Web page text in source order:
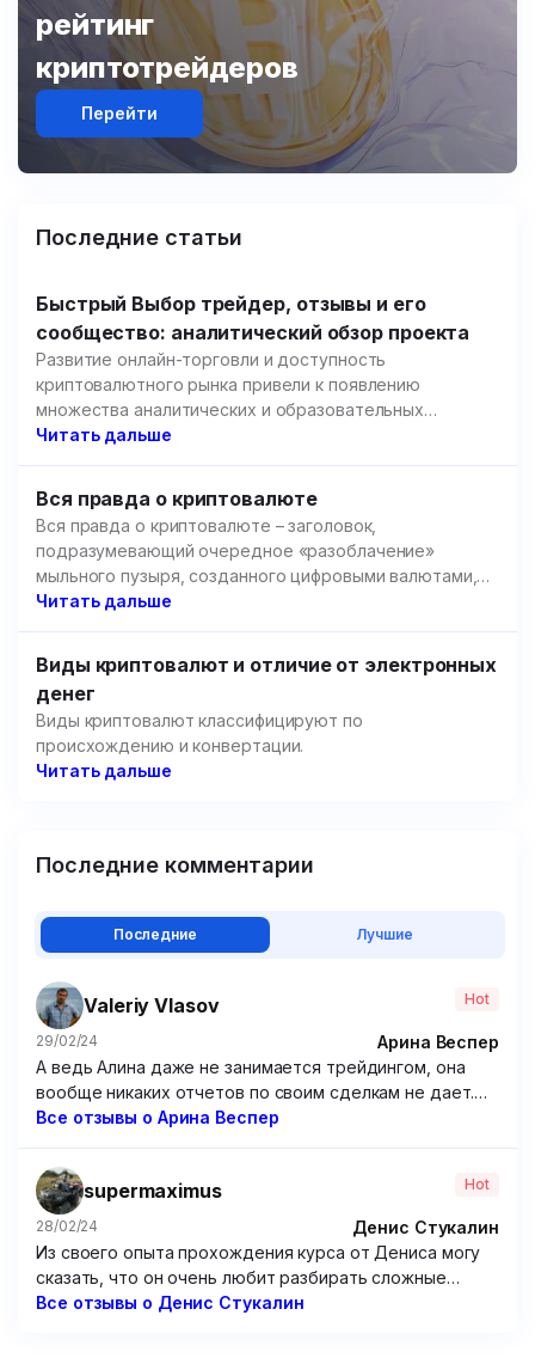
рейтинг
криптотрейдеров
Перейти
Последние статьи
Быстрый Выбор трейдер, отзывы и его
сообщество: аналитический обзор проекта
Развитие онлайн-торговли и доступность
криптовалютного рынка привели к появлению
множества аналитических и образовательных
площадок.
Читать дальше
Вся правда о криптовалюте
Вся правда о криптовалюте – заголовок,
подразумевающий очередное «разоблачение»
мыльного пузыря, созданного цифровыми валютами,
но речь пойдет не об этом.
Читать дальше
Виды криптовалют и отличие от электронных
денег
Виды криптовалют классифицируют по
происхождению и конвертации.
Читать дальше
Последние комментарии
Последние Лучшие
Valeriy Vlasov Hot
29/02/24
Арина Веспер
А ведь Алина даже не занимается трейдингом, она
вообще никаких отчетов по своим сделкам не дает.
Походу решила зарабатывать чисто на доверчивых
посредственные курсы, если честно. Я брал у нее
программу по опционам – бесполезнейшая вещь,
только зря потраченные время и 15 000 рублей.
Все отзывы о Арина Веспер
supermaximus Hot
28/02/24
Денис Стукалин
Из своего опыта прохождения курса от Дениса могу
сказать, что он очень любит разбирать сложные
графики. Но от этого очень мало толку. Рассуждения
Все отзывы о Денис Стукалин